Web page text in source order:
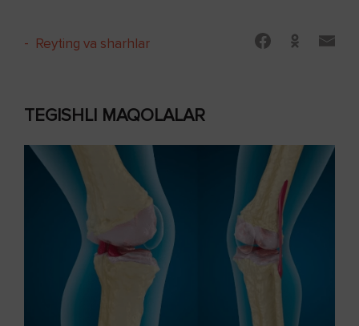
- Reyting va sharhlar
TEGISHLI MAQOLALAR